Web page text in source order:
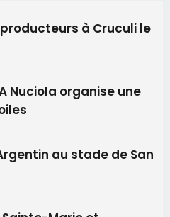
à Cruculi le
Nuciola organise une
au stade de San